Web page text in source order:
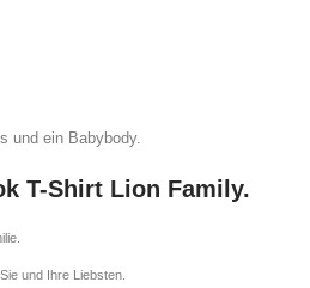
und ein Babybody.
T-Shirt Lion Family.
und Ihre Liebsten.